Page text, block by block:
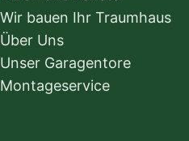
Wir bauen Ihr Traumhaus
Über Uns
Unser Garagentore
Montageservice